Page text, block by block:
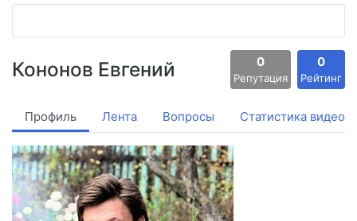
Кононов Евгений 0
Репутация
0
Рейтинг
Профиль Лента Вопросы Статистика видео